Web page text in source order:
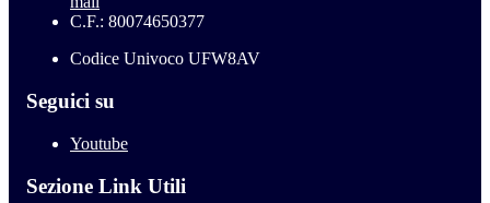
C.F.: 80074650377
Codice Univoco UFW8AV
Seguici su
Youtube
Sezione Link Utili